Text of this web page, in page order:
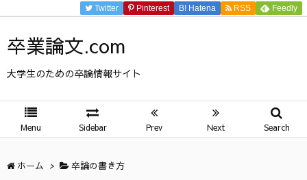
卒業論文.com
大学生のための卒論情報サイト
Menu Sidebar Prev Next Search
Twitter Pinterest B! Hatena RSS Feedly
ホーム > 卒論の書き方